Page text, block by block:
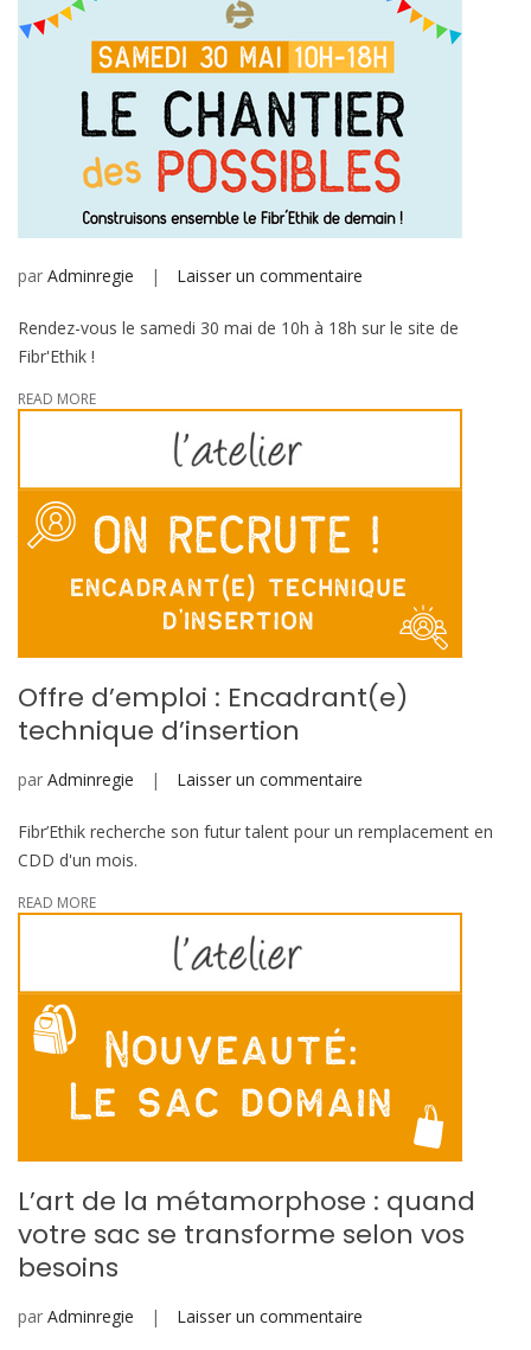
par Adminregie Laisser un commentaire
Rendez-vous le samedi 30 mai de 10h à 18h sur le site de
Fibr'Ethik !
READ MORE
Offre d’emploi : Encadrant(e)
technique d’insertion
par Adminregie Laisser un commentaire
d’emploi
technique
Fibr’Ethik recherche son futur talent pour un remplacement en
CDD d'un mois.
READ MORE
L’art de la métamorphose : quand
votre sac se transforme selon vos
besoins
par Adminregie Laisser un commentaire